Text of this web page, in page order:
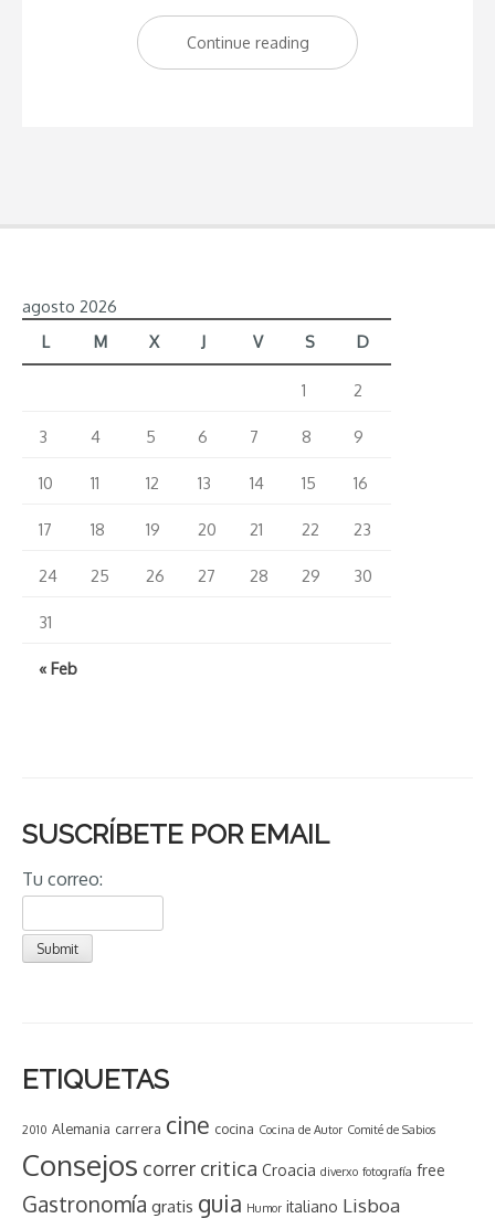
Continue reading “Oberammergau,
un
agosto 2026
L
M X J V S D
« Feb
1 2
3 4 5 6 7 8 9
10 11 12 13 14 15 16
17 18 19 20 21 22 23
24 25 26 27 28 29 30
31
SUSCRÍBETE POR EMAIL
Tu correo:
ETIQUETAS
2010 Alemania carrera cine cocina Cocina de Autor Comité de Sabios
Consejos correr critica Croacia diverxo fotografía free
Gastronomía gratis guia Humor italiano Lisboa